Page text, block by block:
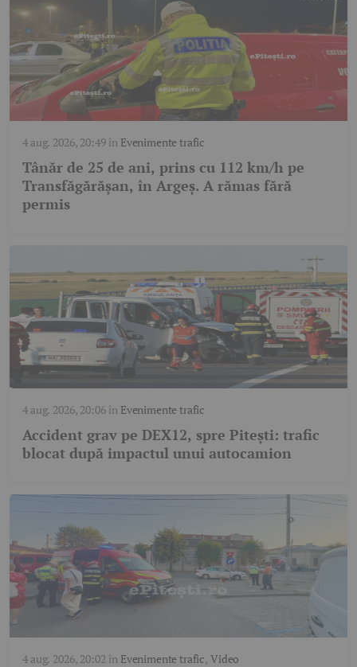
4 aug. 2026, 20:49în Evenimente trafic
Tânăr de 25 de ani, prins cu 112 km/h pe
Transfăgărășan, în Argeș. A rămas fără
permis
4 aug. 2026, 20:06în Evenimente trafic
Accident grav pe DEX12, spre Pitești: trafic
blocat după impactul unui autocamion
4 aug. 2026, 20:02 în Evenimente trafic,Video